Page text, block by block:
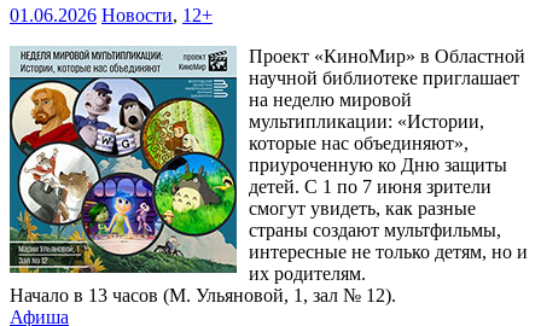
01.06.2026 Новости, 12+
Проект «КиноМир» в Областной
научной библиотеке приглашает
на неделю мировой
мультипликации: «Истории,
которые нас объединяют»,
приуроченную ко Дню защиты
детей. С 1 по 7 июня зрители
смогут увидеть, как разные
страны создают мультфильмы,
интересные не только детям, но и
их родителям.
Начало в 13 часов (М. Ульяновой, 1, зал № 12).
Афиша